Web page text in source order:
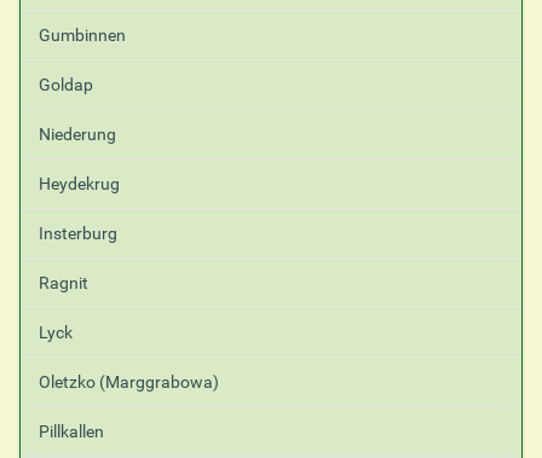
Gumbinnen
Goldap
Niederung
Heydekrug
Insterburg
Ragnit
Lyck
Oletzko (Marggrabowa)
Pillkallen